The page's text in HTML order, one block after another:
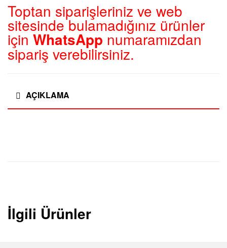
Toptan siparişleriniz ve web
sitesinde bulamadığınız ürünler
için WhatsApp numaramızdan
sipariş verebilirsiniz.
AÇIKLAMA
İlgili Ürünler